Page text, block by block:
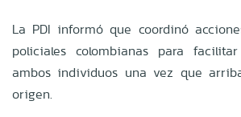
La PDI informó que coordinó
policiales colombianas para
ambos individuos una vez que
origen.